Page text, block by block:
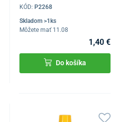
KÓD:P2268
Skladom >1ks
Môžete mať 11.08
1,40 €
Do košíka